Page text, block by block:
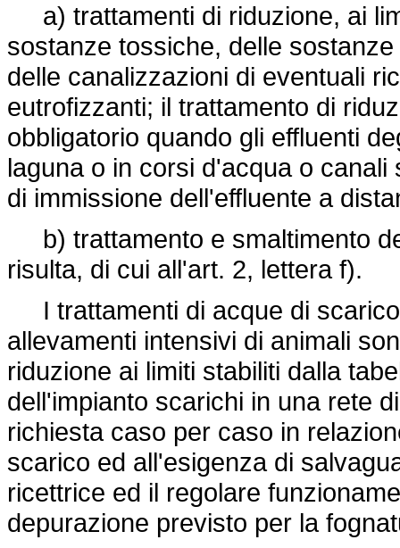
a) trattamenti di riduzione, ai
sostanze tossiche, delle
delle canalizzazioni di eventuali
eutrofizzanti; il trattamento di
obbligatorio quando gli effluenti
laguna o in corsi d'acqua o
di immissione dell'effluente a
b) trattamento e smaltimento
risulta, di cui all'art. 2, lettera f).
I trattamenti di acque di
allevamenti intensivi di animali
riduzione ai limiti stabiliti dalla
dell'impianto scarichi in una rete
richiesta caso per caso in
scarico ed all'esigenza di
ricettrice ed il regolare
depurazione previsto per la